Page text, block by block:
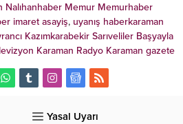
Nalıhanhaber Memur Memurhaber
imaret asayiş, uyanış haberkaraman
Kazımkarabekir Sarıveliler Başyayla
Karaman Radyo Karaman gazete
Yasal Uyarı